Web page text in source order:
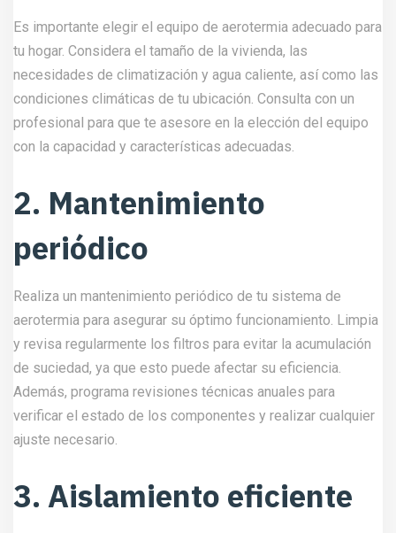
Es importante elegir el equipo de aerotermia adecuado para
tu hogar. Considera el tamaño de la vivienda, las
necesidades de climatización y agua caliente, así como las
condiciones climáticas de tu ubicación. Consulta con un
profesional para que te asesore en la elección del equipo
con la capacidad y características adecuadas.
2. Mantenimiento
periódico
Realiza un mantenimiento periódico de tu sistema de
aerotermia para asegurar su óptimo funcionamiento. Limpia
y revisa regularmente los filtros para evitar la acumulación
de suciedad, ya que esto puede afectar su eficiencia.
Además, programa revisiones técnicas anuales para
verificar el estado de los componentes y realizar cualquier
ajuste necesario.
3. Aislamiento eficiente